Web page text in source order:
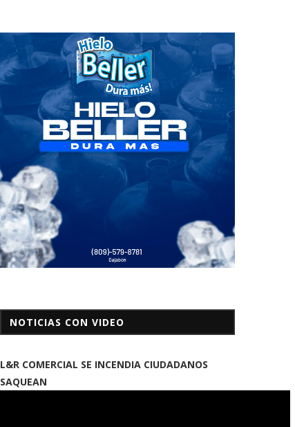
NOTICIAS CON VIDEO
L&R COMERCIAL SE INCENDIA CIUDADANOS
SAQUEAN